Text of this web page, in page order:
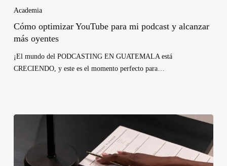
Academia
Cómo optimizar YouTube para mi podcast y alcanzar
más oyentes
¡El mundo del PODCASTING EN GUATEMALA está
CRECIENDO, y este es el momento perfecto para…